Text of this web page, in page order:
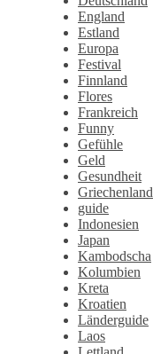
England
Estland
Europa
Festival
Finnland
Flores
Frankreich
Funny
Gefühle
Geld
Gesundheit
Griechenland
guide
Indonesien
Japan
Kambodscha
Kolumbien
Kreta
Kroatien
Länderguide
Laos